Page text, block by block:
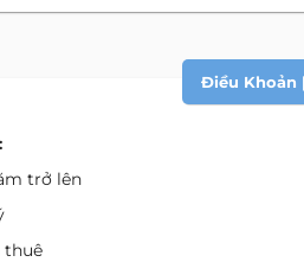
Điều Khoản
trở lên
thuê